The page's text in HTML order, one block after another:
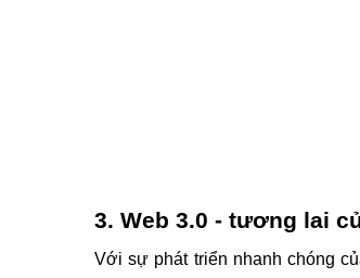
3. Web 3.0 - tương lai
Với sự phát triển nhanh chóng